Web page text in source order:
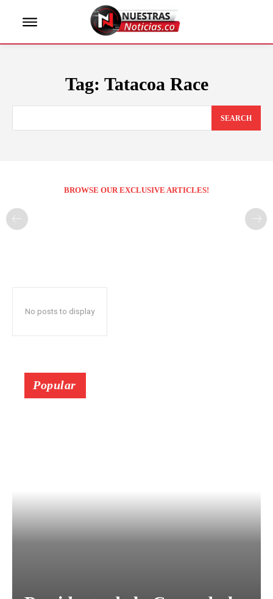
Tag: Tatacoa Race
SEARCH
BROWSE OUR EXCLUSIVE ARTICLES!
No posts to display
Popular